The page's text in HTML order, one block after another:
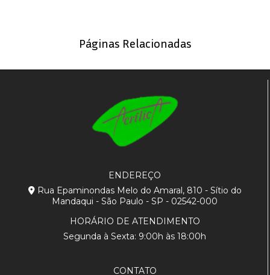
Páginas Relacionadas
ENDEREÇO
Rua Epaminondas Melo do Amaral, 810 - Sítio do
Mandaqui - São Paulo - SP - 02542-000
HORÁRIO DE ATENDIMENTO
Segunda à Sexta: 9:00h às 18:00h
CONTATO